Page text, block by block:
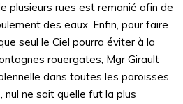
plusieurs rues est remanié afin de
des eaux. Enfin, pour faire
seul le Ciel pourra éviter à la
rouergates, Mgr Girault
dans toutes les paroisses.
nul ne sait quelle fut la plus